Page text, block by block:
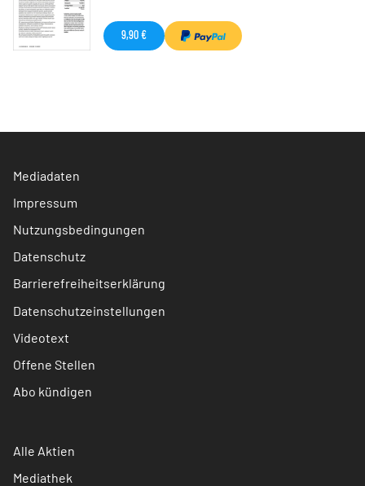
9,90 €
Mediadaten
Impressum
Nutzungsbedingungen
Datenschutz
Barrierefreiheitserklärung
Datenschutzeinstellungen
Videotext
Offene Stellen
Abo kündigen
Alle Aktien
Mediathek